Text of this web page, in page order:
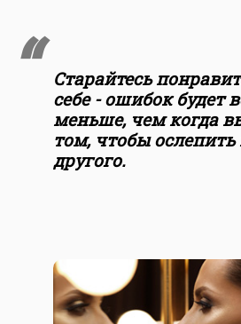
Старайтесь
себе - ошибок будет
меньше, чем когда
том, чтобы ослепить
другого.